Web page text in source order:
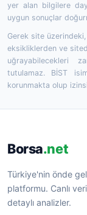
yer alan bilgilere
uygun sonuçlar
Gerek site
eksikliklerden ve
uğrayabilecekleri
tutulamaz. BİST
korunmakta olup
Borsa.net
Türkiye'nin önde
platformu. Canlı
detaylı analizler.